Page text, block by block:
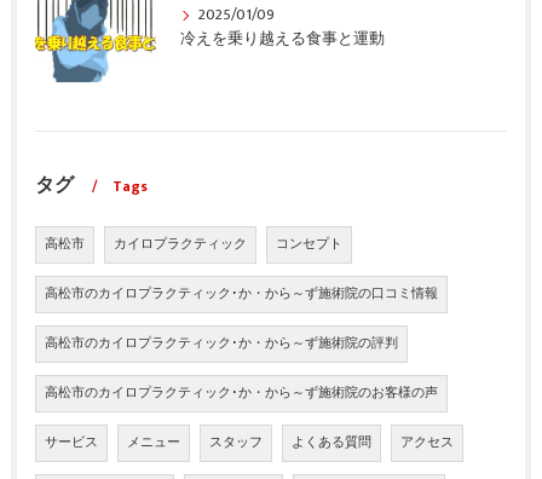
2025/01/09
冷えを乗り越える食事と運動
タグ Tags
高松市 カイロプラクティック コンセプト
高松市のカイロプラクティック･か・から～ず施術院の口コミ情報
高松市のカイロプラクティック･か・から～ず施術院の評判
高松市のカイロプラクティック･か・から～ず施術院のお客様の声
サービス メニュー スタッフ よくある質問 アクセス